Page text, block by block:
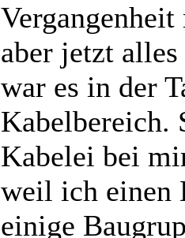
aber jetzt
war es in der
Kabelbereich.
Kabelei bei
weil ich einen
einige